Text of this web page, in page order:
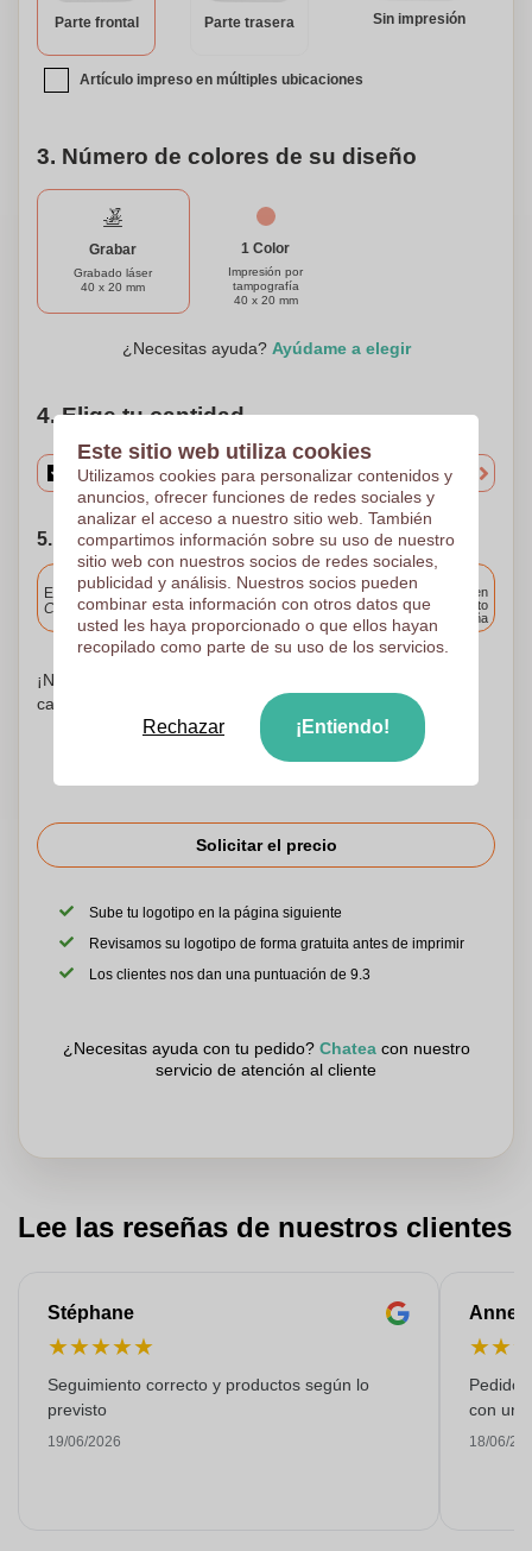
Parte frontal Parte trasera Sin impresión
Artículo impreso en múltiples ubicaciones
3. Número de colores de su diseño
Grabar
Grabado láser
40 x 20 mm
1 Color
Impresión por
tampografía
40 x 20 mm
¿Necesitas ayuda? Ayúdame a elegir
4. Elige tu cantidad
5. Elija su fecha de envío
Incluido
Entrega estándar
Cargue y apruebe sus archivos antes de las 9.30 a.m.
Entrega en
cualquier punto
de España
¡No te preocupes! Simplemente suba sus archivos a la
canasta de compras
Solicitar el precio
Sube tu logotipo en la página siguiente
Revisamos su logotipo de forma gratuita antes de imprimir
Los clientes nos dan una puntuación de 9.3
¿Necesitas ayuda con tu pedido? Chateacon nuestro
servicio de atención al cliente
Lee las reseñas de nuestros clientes
Stéphane
★★★★★
Seguimiento correcto y productos según lo
previsto
19/06/2026
Anne-
★★
Pedido
con
18/06/
Este sitio web utiliza cookies
Utilizamos cookies para personalizar contenidos y
anuncios, ofrecer funciones de redes sociales y
analizar el acceso a nuestro sitio web. También
compartimos información sobre su uso de nuestro
sitio web con nuestros socios de redes sociales,
publicidad y análisis. Nuestros socios pueden
combinar esta información con otros datos que
usted les haya proporcionado o que ellos hayan
recopilado como parte de su uso de los servicios.
Rechazar ¡Entiendo!